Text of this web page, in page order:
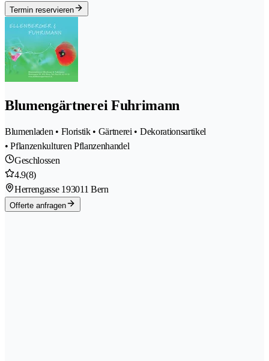
Termin reservieren
Blumengärtnerei Fuhrimann
Blumenladen • Floristik • Gärtnerei • Dekorationsartikel
• Pflanzenkulturen Pflanzenhandel
Geschlossen
4.9(8)
Herrengasse 193011 Bern
Offerte anfragen